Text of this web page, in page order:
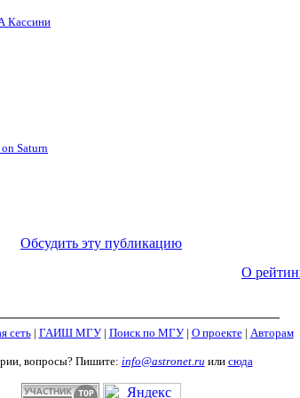
Кассини
Saturn
Обсудить эту публикацию
О
сеть| ГАИШ МГУ| Поиск по МГУ| О проекте| Авторам
вопросы? Пишите: info@astronet.ru или сюда